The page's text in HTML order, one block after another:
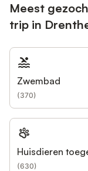
Meest
trip in
Zwembad
(370)
Huisdieren
(630)